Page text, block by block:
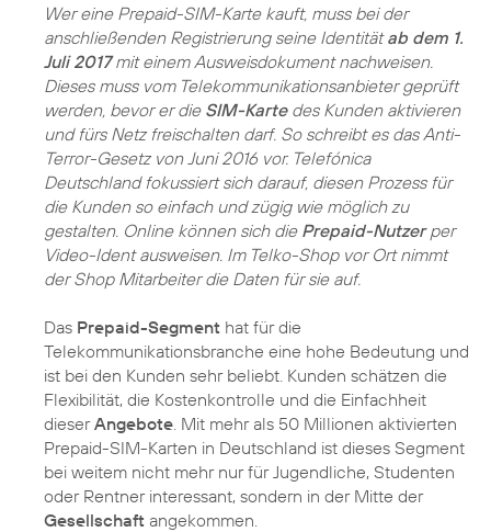
Wer eine Prepaid-SIM-Karte kauft, muss bei der
anschließenden Registrierung seine Identitätab dem 1.
Juli 2017mit einem Ausweisdokument nachweisen.
Dieses muss vom Telekommunikationsanbieter geprüft
werden, bevor er die SIM-Karte des Kunden aktivieren
und fürs Netz freischalten darf. So schreibt es das Anti-
Terror-Gesetz von Juni 2016 vor. Telefónica
Deutschland fokussiert sich darauf, diesen Prozess für
die Kunden so einfach und zügig wie möglich zu
gestalten. Online können sich die Prepaid-Nutzerper
Video-Ident ausweisen. Im Telko-Shop vor Ort nimmt
der Shop Mitarbeiter die Daten für sie auf.
Das Prepaid-Segment hat für die
Telekommunikationsbranche eine hohe Bedeutung und
ist bei den Kunden sehr beliebt. Kunden schätzen die
Flexibilität, die Kostenkontrolle und die Einfachheit
dieserAngebote . Mit mehr als 50 Millionen aktivierten
Prepaid-SIM-Karten in Deutschland ist dieses Segment
bei weitem nicht mehr nur für Jugendliche, Studenten
oder Rentner interessant, sondern in der Mitte der
Gesellschaft angekommen.